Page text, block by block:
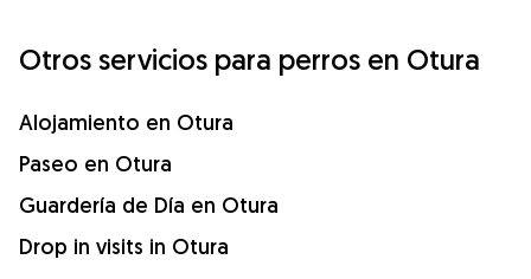
Otros servicios para perros en Otura
Alojamiento en Otura
Paseo en Otura
Guardería de Día en Otura
Drop in visits in Otura